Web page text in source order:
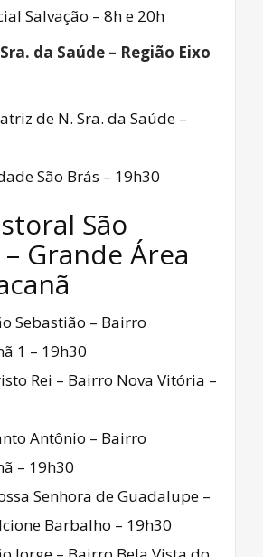
Salvação – 8h e 20h
da Saúde – Região Eixo
de N. Sra. da Saúde –
São Brás – 19h30
São
Grande Área
Sebastião – Bairro
1 – 19h30
Rei – Bairro Nova Vitória –
Antônio – Bairro
– 19h30
Senhora de Guadalupe –
Barbalho – 19h30